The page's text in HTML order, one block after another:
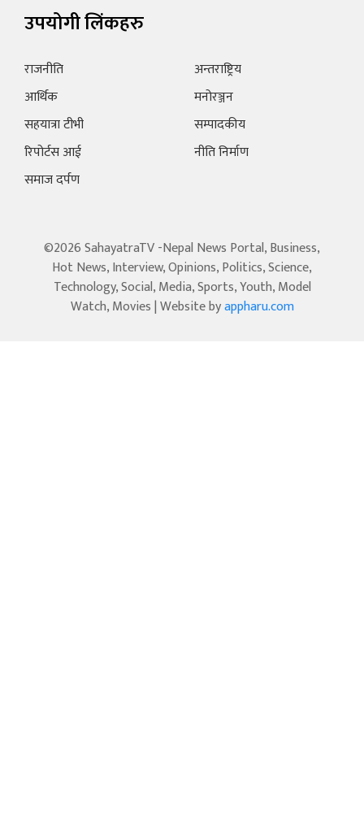
उपयोगी लिंकहरु
राजनीति
आर्थिक
सहयात्रा टीभी
रिपोर्टस आई
समाज दर्पण
अन्तराष्ट्रिय
मनोरञ्जन
सम्पादकीय
नीति निर्माण
©2026 SahayatraTV -Nepal News Portal, Business,
Hot News, Interview, Opinions, Politics, Science,
Technology, Social, Media, Sports, Youth, Model
Watch, Movies | Website byappharu.com